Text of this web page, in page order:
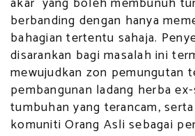
berbanding dengan hanya
bahagian tertentu sahaja.
disarankan bagi masalah ini
mewujudkan zon pemungutan
pembangunan ladang herba
tumbuhan yang terancam,
komuniti Orang Asli sebagai